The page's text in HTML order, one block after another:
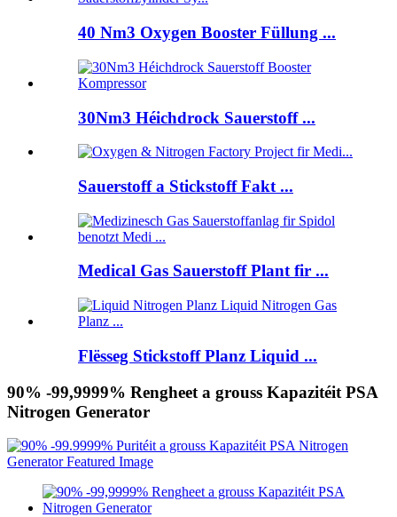
40 Nm3 Oxygen Booster Füllung ...
30Nm3 Héichdrock Sauerstoff ...
Sauerstoff a Stickstoff Fakt ...
Medical Gas Sauerstoff Plant fir ...
Flësseg Stickstoff Planz Liquid ...
90% -99,9999% Rengheet a grouss Kapazitéit PSA
Nitrogen Generator